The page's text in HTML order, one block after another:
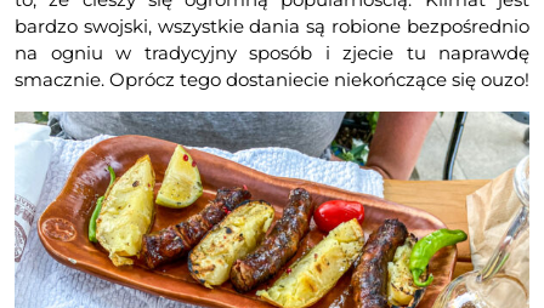
bardzo swojski, wszystkie dania są robione bezpośrednio
na ogniu w tradycyjny sposób i zjecie tu naprawdę
smacznie. Oprócz tego dostaniecie niekończące się ouzo!